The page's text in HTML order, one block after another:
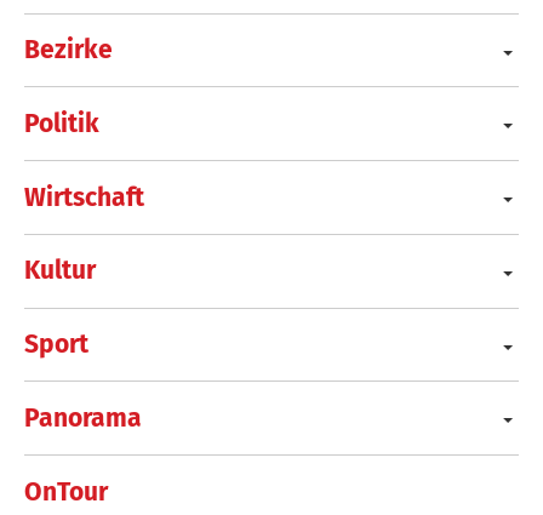
Bezirke
Politik
Wirtschaft
Kultur
Sport
Panorama
OnTour